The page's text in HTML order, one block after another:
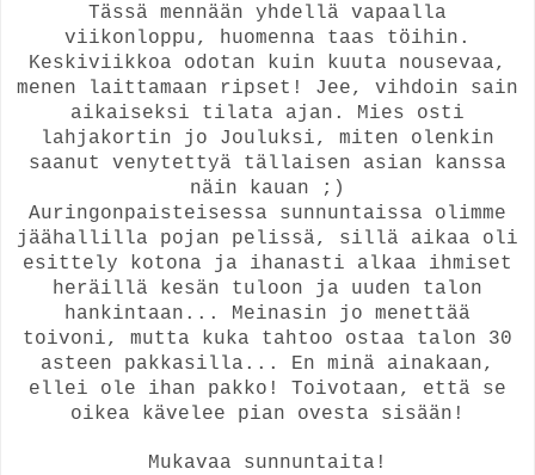
Tässä mennään yhdellä vapaalla
viikonloppu, huomenna taas töihin.
Keskiviikkoa odotan kuin kuuta nousevaa,
menen laittamaan ripset! Jee, vihdoin sain
aikaiseksi tilata ajan. Mies osti
lahjakortin jo Jouluksi, miten olenkin
saanut venytettyä tällaisen asian kanssa
näin kauan ;)
Auringonpaisteisessa sunnuntaissa olimme
jäähallilla pojan pelissä, sillä aikaa oli
esittely kotona ja ihanasti alkaa ihmiset
heräillä kesän tuloon ja uuden talon
hankintaan... Meinasin jo menettää
toivoni, mutta kuka tahtoo ostaa talon 30
asteen pakkasilla... En minä ainakaan,
ellei ole ihan pakko! Toivotaan, että se
oikea kävelee pian ovesta sisään!
Mukavaa sunnuntaita!